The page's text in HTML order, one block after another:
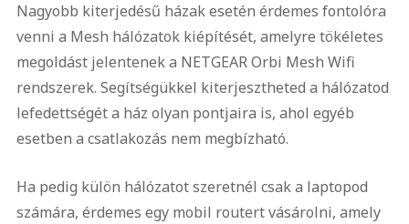
Nagyobb kiterjedésű házak esetén érdemes fontolóra
venni a Mesh hálózatok kiépítését, amelyre tökéletes
megoldást jelentenek a NETGEAR Orbi Mesh Wifi
rendszerek. Segítségükkel kiterjesztheted a hálózatod
lefedettségét a ház olyan pontjaira is, ahol egyéb
esetben a csatlakozás nem megbízható.
Ha pedig külön hálózatot szeretnél csak a laptopod
számára, érdemes egy mobil routert vásárolni, amely